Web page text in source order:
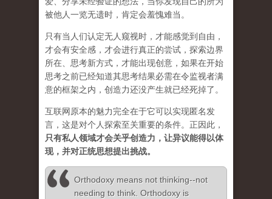
被他人一览无遗时，肯定会羞愧难当。
只有当人们认定无人窥视时，才能感觉到自由，
才会有安全感，才会进行真正的尝试，探索边界
所在、思考新方式，才能出现创意，如果在开始
思考之前已经知道其思考结果必需在令监视者满
意的框架之内，创造力还没产生就已经死掉了。
互联网原本的魅力完全在于它可以实现匿名发
言，这是对个人探索至关重要的条件。正因此，
只有私人领域才会关乎创造力，让异议能得以体
现，并对正统思想提出挑战。
Orthodoxy means not thinking--not
needing to think. Orthodoxy is